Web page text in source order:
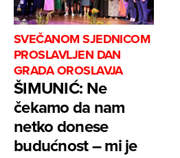
SVEČANOM SJEDNICOM
PROSLAVLJEN DAN
GRADA OROSLAVJA
ŠIMUNIĆ: Ne
čekamo da nam
netko donese
budućnost – mi je